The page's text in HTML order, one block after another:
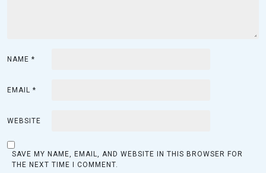
NAME *
EMAIL *
WEBSITE
SAVE MY NAME, EMAIL, AND WEBSITE IN THIS BROWSER FOR
THE NEXT TIME I COMMENT.